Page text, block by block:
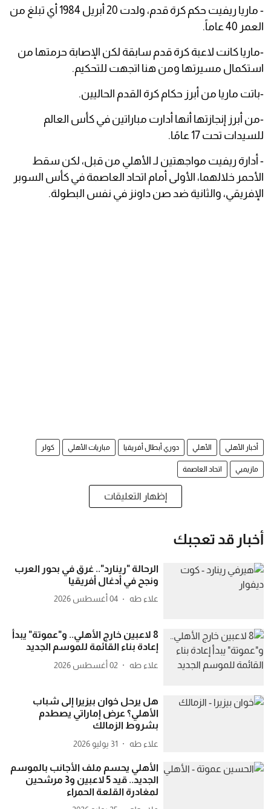
- ماريا ريفيت حكم كرة قدم، ولدت 20 أبريل 1984 أي تبلغ من
العمر 40 عاماً.
-ماريا كانت لاعبة كرة قدم سابقة لكن الإصابة حرمتها من
استكمال مسيرتها ومن هنا اتجهت للتحكيم.
-باتت ماريا من أبرز حكام كرة القدم الحاليين.
-من أبرز إنجازتها أنها أدارت مباراتين في كأس العالم
للسيدات تحت 17 عامًا.
- أدارة ريفيت مواجهتين لـ الأهلي من قبل، لكن سقط
الأحمر خلالهما، الأولى أمام اتحاد العاصمة في كأس السوبر
الإفريقي، والثانية ضد صن داونز في نفس البطولة.
أخبار الأهلي الأهلي دوري أبطال أفريقيا مباريات الأهلي كولر
مازيمبي اتحاد العاصمة
إظهار التعليقات
أخبار قد تعجبك
الرحالة "رينارد".. غرق في بحور العرب
ونجح في أدغال أفريقيا
علاء طه 04 أغسطس 2026
8 لاعبين خارج الأهلي.. و"عموتة" يبدأ
إعادة بناء القائمة للموسم الجديد
علاء طه 02 أغسطس 2026
هل يرحل خوان بيزيرا إلى شباب
الأهلي؟ عرض إماراتي يصطدم
بشروط الزمالك
علاء طه 31 يوليو 2026
الأهلي يحسم ملف الأجانب بالموسم
الجديد.. قيد 5 لاعبين و3 مرشحين
لمغادرة القلعة الحمراء